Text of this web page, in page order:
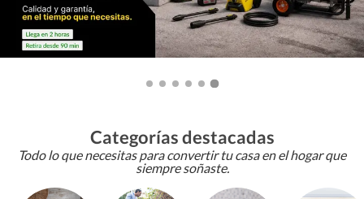
Categorías destacadas
Todo lo que necesitas para convertir tu casa en el hogar que
siempre soñaste.